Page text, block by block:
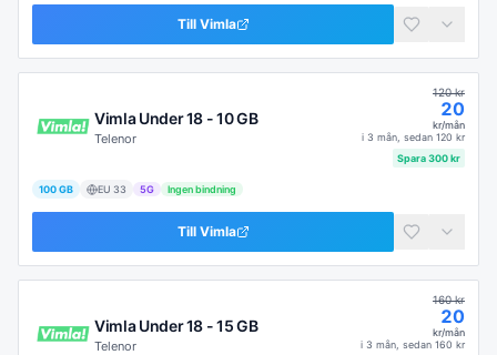
Till Vimla
Vimla Under 18 - 10 GB
Telenor
120kr
20
kr/mån
i 3 mån , sedan 120 kr
Spara300kr
100 GB EU 33 5G Ingen bindning
Till Vimla
Vimla Under 18 - 15 GB
Telenor
160kr
20
kr/mån
i 3 mån , sedan 160 kr